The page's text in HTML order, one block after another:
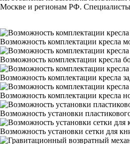
Москве и регионам РФ.
Возможность комплектации кресла
Возможность комплектации кресла
Возможность комплектации кресла
Возможность комплектации кресла
Возможность установки
Возможность установки сетки для